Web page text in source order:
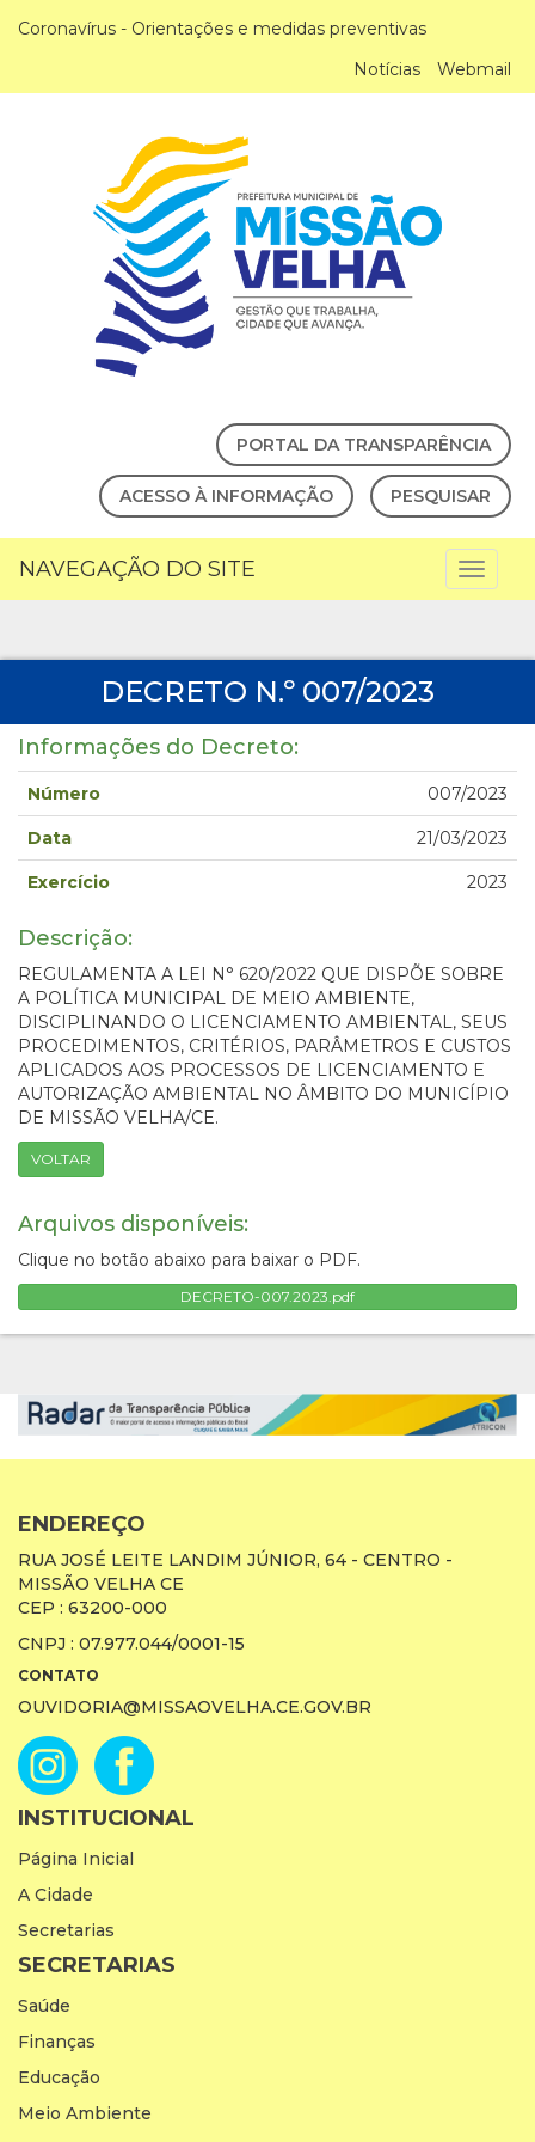
Coronavírus - Orientações e medidas preventivas
Notícias
Webmail
PORTAL DA TRANSPARÊNCIA
ACESSO À INFORMAÇÃO PESQUISAR
NAVEGAÇÃO DO SITE
DECRETO N.º 007/2023
Informações do Decreto:
Número 007/2023
Data 21/03/2023
Exercício 2023
Descrição:
REGULAMENTA A LEI N° 620/2022 QUE DISPÕE SOBRE
A POLÍTICA MUNICIPAL DE MEIO AMBIENTE,
DISCIPLINANDO O LICENCIAMENTO AMBIENTAL, SEUS
PROCEDIMENTOS, CRITÉRIOS, PARÂMETROS E CUSTOS
APLICADOS AOS PROCESSOS DE LICENCIAMENTO E
AUTORIZAÇÃO AMBIENTAL NO ÂMBITO DO MUNICÍPIO
DE MISSÃO VELHA/CE.
VOLTAR
Arquivos disponíveis:
Clique no botão abaixo para baixar o PDF.
DECRETO-007.2023.pdf
ENDEREÇO
RUA JOSÉ LEITE LANDIM JÚNIOR, 64 - CENTRO -
MISSÃO VELHA CE
CEP : 63200-000
CNPJ : 07.977.044/0001-15
CONTATO
OUVIDORIA@MISSAOVELHA.CE.GOV.BR
INSTITUCIONAL
Página Inicial
A Cidade
Secretarias
SECRETARIAS
Saúde
Finanças
Educação
Meio Ambiente